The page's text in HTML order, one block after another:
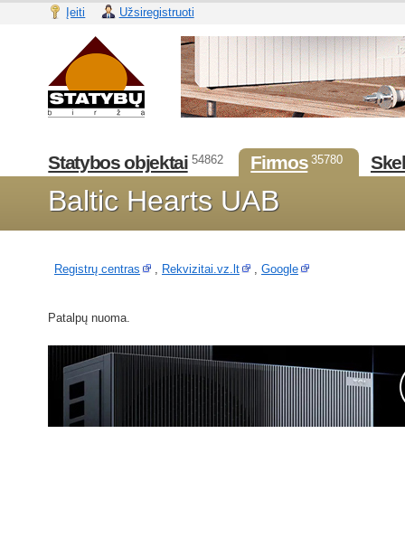
Įeiti Užsiregistruoti
Statybos objektai 54862 Firmos 35780
Baltic Hearts UAB
Registrų centras , Rekvizitai.vz.lt , Google
Patalpų nuoma.